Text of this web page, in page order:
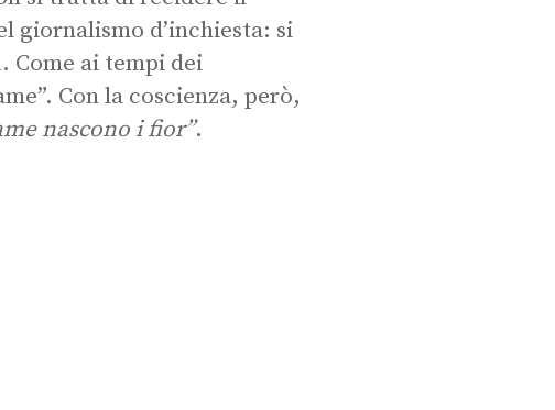
giornalismo d’inchiesta: si
Come ai tempi dei
Con la coscienza, però,
nascono i fior”.